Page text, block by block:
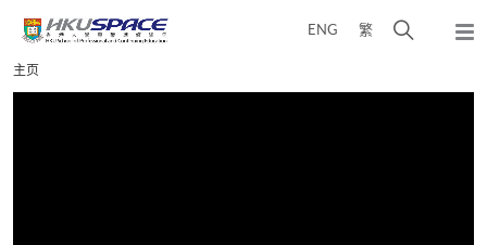
content
ENG 繁
弹
Main
content
主页